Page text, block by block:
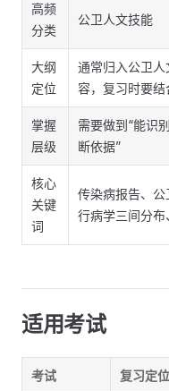
高频
分类
公卫人文技能
大纲
定位
通常归入公卫
容，复习时要结
掌握
层级
需要做到“能识
断依据”
核心
关键
词
传染病报告、
行病学三间分
适用考试
考试 复习定位